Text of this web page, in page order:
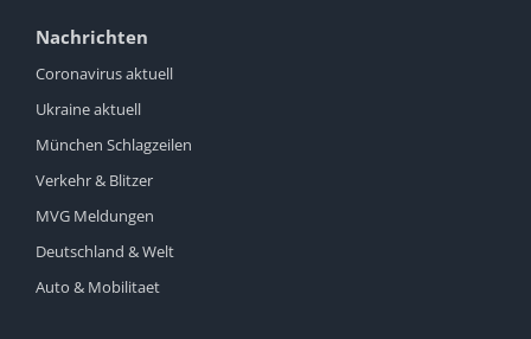
Nachrichten
Coronavirus aktuell
Ukraine aktuell
München Schlagzeilen
Verkehr & Blitzer
MVG Meldungen
Deutschland & Welt
Auto & Mobilitaet